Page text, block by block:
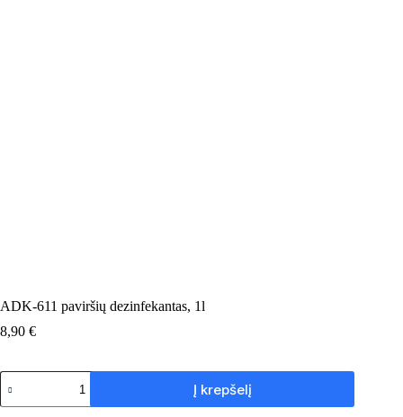
ADK-611 paviršių dezinfekantas, 1l
8,90 €
produkto
kiekis:
ADK-
Į krepšelį